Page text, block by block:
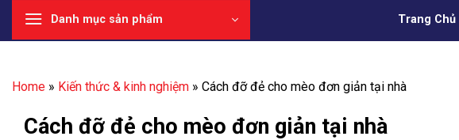
Danh mục sản phẩm Trang Chủ
Home » Kiến thức & kinh nghiệm » Cách đỡ đẻ cho mèo đơn giản tại nhà
Cách đỡ đẻ cho mèo đơn giản tại nhà